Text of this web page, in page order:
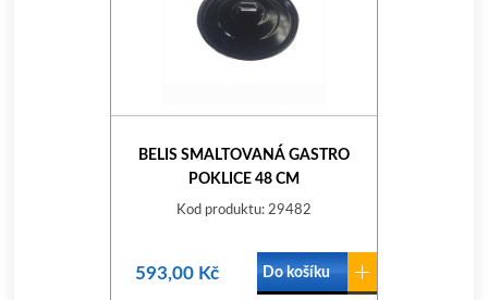
BELIS SMALTOVANÁ GASTRO
POKLICE 48 CM
Kod produktu: 29482
593,00 Kč Do košíku